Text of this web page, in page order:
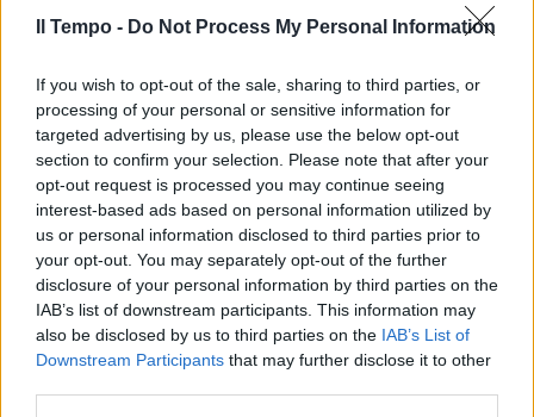
Il Tempo - Do Not Process My Personal Information
If you wish to opt-out of the sale, sharing to third parties, or
processing of your personal or sensitive information for
targeted advertising by us, please use the below opt-out
section to confirm your selection. Please note that after your
opt-out request is processed you may continue seeing
interest-based ads based on personal information utilized by
us or personal information disclosed to third parties prior to
your opt-out. You may separately opt-out of the further
disclosure of your personal information by third parties on the
IAB’s list of downstream participants. This information may
also be disclosed by us to third parties on the IAB’s List of
Downstream Participants that may further disclose it to other